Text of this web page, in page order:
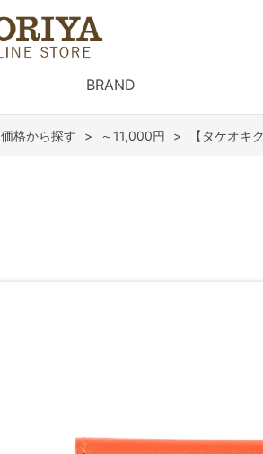
BRAND
価格から探す > ～11,000円 > 【タケオキ